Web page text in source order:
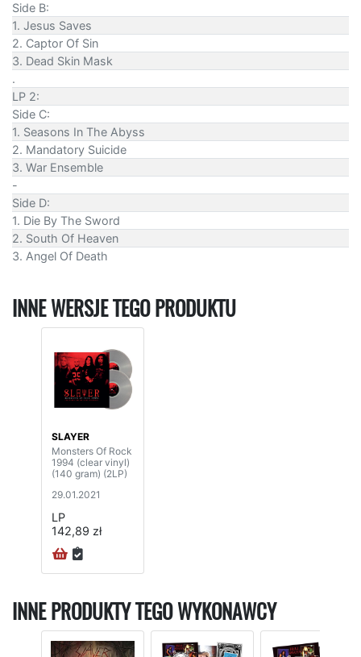
Side B:
1. Jesus Saves
2. Captor Of Sin
3. Dead Skin Mask
.
LP 2:
Side C:
1. Seasons In The Abyss
2. Mandatory Suicide
3. War Ensemble
-
Side D:
1. Die By The Sword
2. South Of Heaven
3. Angel Of Death
INNE WERSJE TEGO PRODUKTU
SLAYER
Monsters Of Rock
1994 (clear vinyl)
(140 gram) (2LP)
29.01.2021
LP
142,89 zł
INNE PRODUKTY TEGO WYKONAWCY